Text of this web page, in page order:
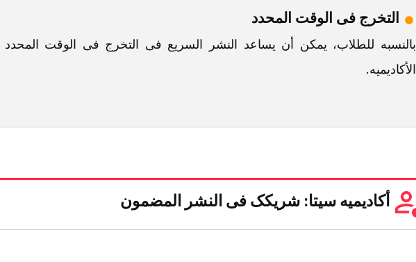
التخرج فی الوقت المحدد
بالنسبه للطلاب، یمکن أن یساعد النشر السریع فی التخرج فی الوقت
الأکادیمیه.
أکادیمیه سیتا: شریکک فی النشر المضمون